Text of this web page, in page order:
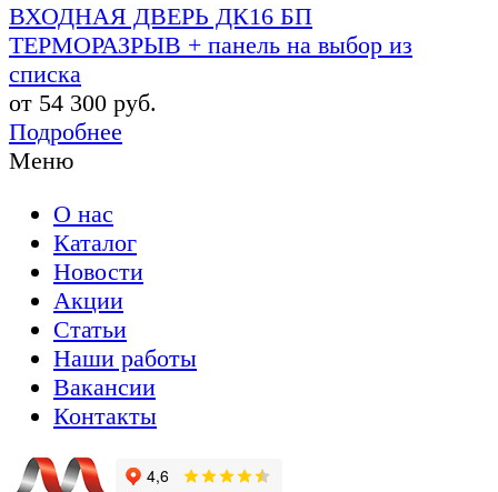
ВХОДНАЯ ДВЕРЬ ДК16 БП
ТЕРМОРАЗРЫВ + панель на выбор из
списка
от 54 300 руб.
Подробнее
Меню
О нас
Каталог
Новости
Акции
Статьи
Наши работы
Вакансии
Контакты